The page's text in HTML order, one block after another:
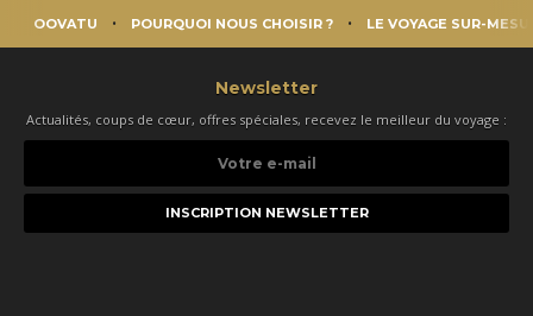
OOVATU POURQUOI NOUS CHOISIR ? LE VOYAGE SUR-
Newsletter
Actualités, coups de cœur, offres spéciales, recevez le meilleur du voyage :
e-